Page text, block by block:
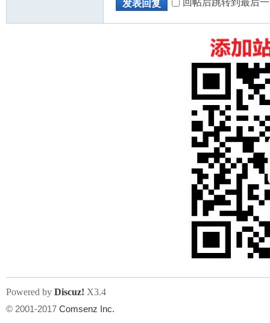
发表回复 回帖后跳转到最后
Powered by Discuz! X3.4
© 2001-2017 Comsenz Inc.